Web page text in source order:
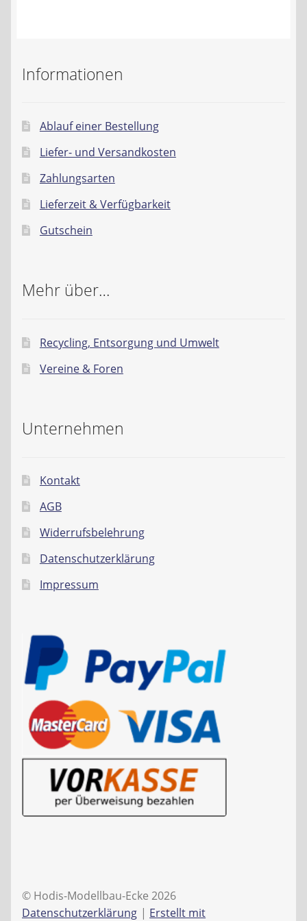
Widerrufsbelehrung
Datenschutzerklärung
Impressum
Informationen
Ablauf einer Bestellung
Liefer- und Versandkosten
Zahlungsarten
Lieferzeit & Verfügbarkeit
Gutschein
Mehr über…
Recycling, Entsorgung und Umwelt
Vereine & Foren
Unternehmen
Kontakt
AGB
Widerrufsbelehrung
Datenschutzerklärung
Impressum
© Hodis-Modellbau-Ecke 2026
Datenschutzerklärung
Erstellt mit